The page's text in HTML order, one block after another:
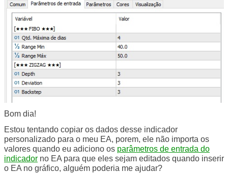
Bom dia!
Estou tentando copiar os dados desse indicador
personalizado para o meu EA, porem, ele não importa os
valores quando eu adiciono os parâmetros de entrada do
indicador no EA para que eles sejam editados quando inserir
o EA no gráfico, alguém poderia me ajudar?